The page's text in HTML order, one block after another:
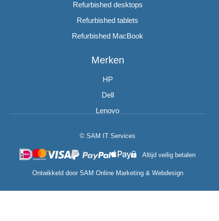
Refurbished desktops
Refurbished tablets
Refurbished MacBook
Merken
HP
Dell
Lenovo
© SAM IT Services
Altijd veilig betalen
Ontwikkeld door SAM Online Marketing& Webdesign